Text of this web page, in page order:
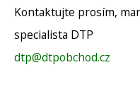
Kontaktujte prosím,
specialista DTP
dtp@dtpobchod.cz